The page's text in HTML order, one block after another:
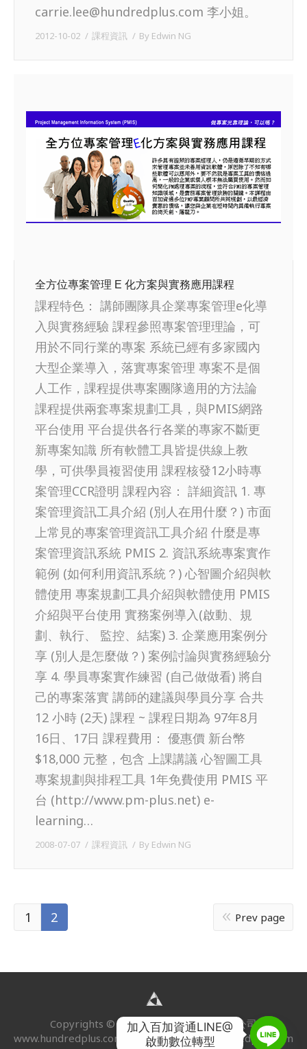
carrie.lee@hundredplus.com 李小姐。
2012-10-02 課程資訊 By Edwin NG
全方位專案管理 E 化方案與實務應用課程
課程特色： 講師團隊具企業專案管理e化導
入與實務經驗 課程參照專案管理理論，可
用於不同行業的專案 系統已經有多家國內
大型企業導入，落實專案管理 專案不是個
人工作，課程提供專案團隊適用的方法論
課程提供兩套專案規劃工具，與PMIS網路
平台使用 平台提供各行各業的專家不斷更
新專案知識 所有軟體工具皆提供線上教
學，可供學員複習使用 課程核發12小時專
案管理CCR證明 課程內容： 詳細資訊 1. 專
案管理資訊工具介紹 (別人在用什麼？) 市面
上常見的專案管理資訊工具介紹 什麼是專
案管理資訊系統 PMIS 2. 資訊系統專案實作
範例 (如何利用資訊系統？) 心智圖介紹與軟
體使用 專案規劃工具介紹與軟體使用 PMIS
介紹與平台使用 實務案例導入(啟動、規
劃、執行、 監控、結案) 3. 企業應用案例分
享 (別人是怎麼做？) 案例討論與實務經驗分
享 4. 學員專案實作練習 (自己做做看) 將自
己的專案落實 講師的建議與學員分享 合共
12 小時 (2天) 課程 ~ 課程日期為 97年8月
16日、17日 課程費用： 優惠價 新台幣
$18,000 元整，包含 上課講議 心智圖工具
專案規劃與排程工具 1年免費使用 PMIS 平
台 (http://www.pm-plus.net) e-
learning…
2008-07-07 課程資訊 By Edwin NG
1 2 Prev page
Copyrights © 2024 | 百加資通股份有限公司
www.hundredplus.com · EMAILservice@hundredplus.com
加入百加資通LINE@
啟動數位轉型